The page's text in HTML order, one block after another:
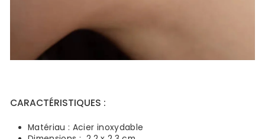
CARACTÉRISTIQUES :
Matériau : Acier inoxydable